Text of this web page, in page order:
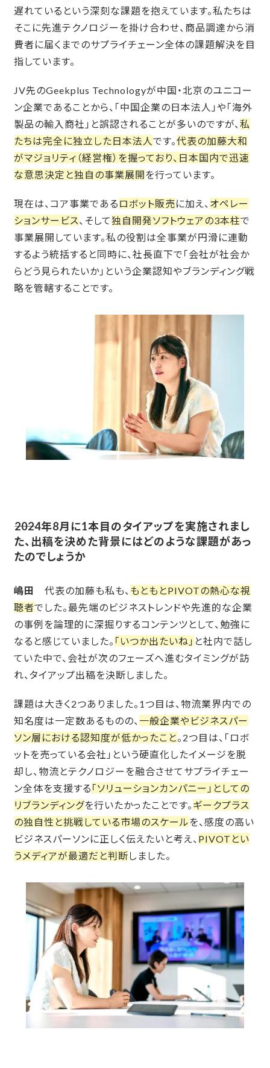
遅れているという深刻な課題を抱えています。私たちは
そこに先進テクノロジーを掛け合わせ、商品調達から消
費者に届くまでのサプライチェーン全体の課題解決を目
指しています。
JV先のGeekplus Technologyが中国・北京のユニコー
ン企業であることから、「中国企業の日本法人」や「海外
製品の輸入商社」と誤認されることが多いのですが、 私
たちは完全に独立した日本法人 です。代表の加藤大和
がマジョリティ（経営権）を握っており、日本国内で迅速
な意思決定と独自の事業展開を行っています。
現在は、コア事業である ロボット販売に加え、 オペレー
ションサービス、そして 独自開発ソフトウェアの3本柱で
事業展開しています。私の役割は全事業が円滑に連動
するよう統括すると同時に、社長直下で「会社が社会か
らどう見られたいか」という企業認知やブランディング戦
略を管轄することです。
――2024年8月に1本目のタイアップを実施されまし
た、出稿を決めた背景にはどのような課題があっ
たのでしょうか
嶋田 代表の加藤も私も、 もともとPIVOTの熱心な視
聴者でした。最先端のビジネストレンドや先進的な企業
の事例を論理的に深掘りするコンテンツとして、勉強に
なると感じていました。 「いつか出たいね」 と社内で話し
ていた中で、会社が次のフェーズへ進むタイミングが訪
れ、タイアップ出稿を決断しました。
課題は大きく2つありました。1つ目は、物流業界内での
知名度は一定数あるものの、 一般企業やビジネスパー
ソン層における認知度が低かったこと。2つ目は、「ロボ
ットを売っている会社」という硬直化したイメージを脱
却し、物流とテクノロジーを融合させてサプライチェー
ン全体を支援する 「ソリューションカンパニー」としての
リブランディングを行いたかったことです。 ギークプラス
の独自性と挑戦している市場のスケールを、感度の高い
ビジネスパーソンに正しく伝えたいと考え、 PIVOTとい
うメディアが最適だと判断しました。